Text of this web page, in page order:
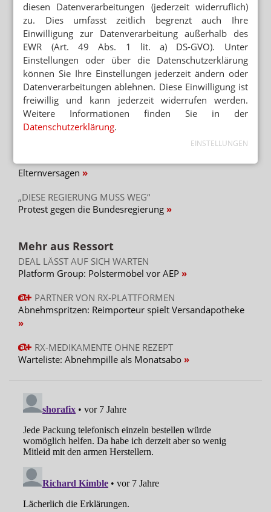
diesen Datenverarbeitungen (jederzeit widerruflich)
zu. Dies umfasst zeitlich begrenzt auch Ihre
Einwilligung zur Datenverarbeitung außerhalb des
EWR (Art. 49 Abs. 1 lit. a) DS-GVO). Unter
Einstellungen oder über die Datenschutzerklärung
können Sie Ihre Einstellungen jederzeit ändern oder
Datenverarbeitungen ablehnen. Diese Einwilligung ist
freiwillig und kann jederzeit widerrufen werden.
Weitere Informationen finden Sie in der
Datenschutzerklärung.
EINSTELLUNGEN
ANTIDIABETIKA
Januvia/Janumet: Pharma-Mall ist dicht
Mehr zum Thema
„GERECHT! GESUND! GENIESSEN!“
Hanfparade: Demonstranten fordern umfassende
Legalisierung
„ES GEHT UM DIE ZUKUNFT UNSERER KINDER“
Elternversagen
„DIESE REGIERUNG MUSS WEG“
Protest gegen die Bundesregierung
Mehr aus Ressort
DEAL LÄSST AUF SICH WARTEN
Platform Group: Polstermöbel vor AEP
PARTNER VON RX-PLATTFORMEN
Abnehmspritzen: Reimporteur spielt Versandapotheke
RX-MEDIKAMENTE OHNE REZEPT
Warteliste: Abnehmpille als Monatsabo